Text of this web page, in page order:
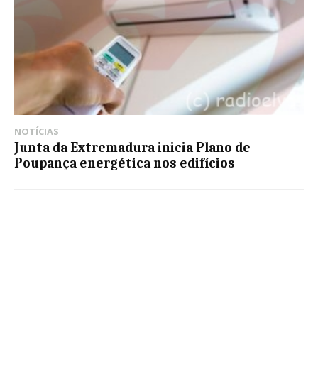
NOTÍCIAS
Junta da Extremadura inicia Plano de
Poupança energética nos edifícios